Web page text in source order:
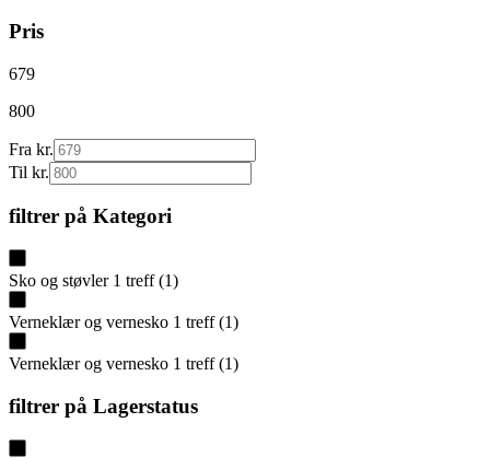
Pris
679
800
Fra kr.
Til kr.
filtrer på Kategori
Sko og støvler 1 treff (1)
Verneklær og vernesko 1 treff (1)
Verneklær og vernesko 1 treff (1)
filtrer på Lagerstatus